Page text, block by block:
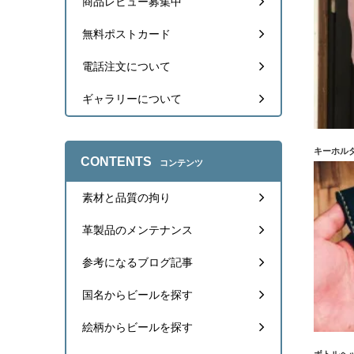
キーホル
無料ポストカード
電話注文について
ギャラリーについて
CONTENTS コンテンツ
素材と品質の拘り
革製品のメンテナンス
参考になるブログ記事
国名からビールを探す
絵柄からビールを探す